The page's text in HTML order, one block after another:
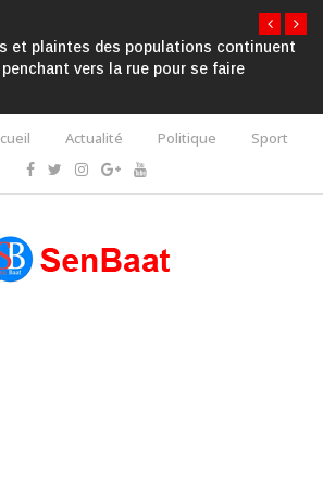
et plaintes des populations continuent
penchant vers la rue pour se faire
Actualité Politique Sport